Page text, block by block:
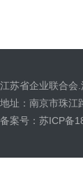
江苏省企业联合会
地址：南京市珠江
备案号：苏ICP备